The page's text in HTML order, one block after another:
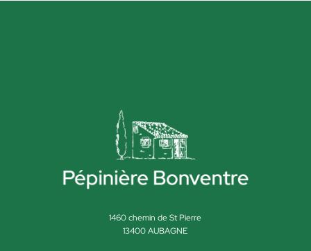
1460 chemin de St Pierre
13400 AUBAGNE